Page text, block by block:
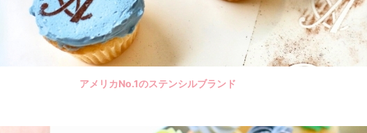
アメリカNo.1のステンシルブランド